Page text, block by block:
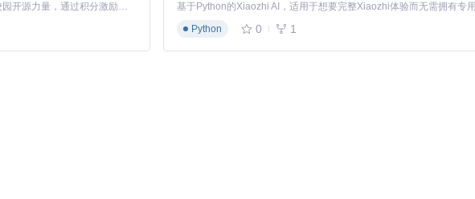
opt/enterprise-app") 「源启盛夏」暑期校园开发者成长计划旨在激活校园开源力量，通过积分激励、认证扶持、资源倾斜等形式，引导高校组织和开发者完成「入驻 — 建项目 — 做贡献 — 获认证 — 得资源」的完整闭环。无论你是想带领社团入驻平台的组织者，还是希望用代码贡献证明自己的开发者，都能在这里找到属于你的成长路径。
Python
0 1